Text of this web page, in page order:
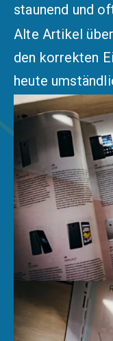
staunend und
Alte Artikel
den korrekten
heute